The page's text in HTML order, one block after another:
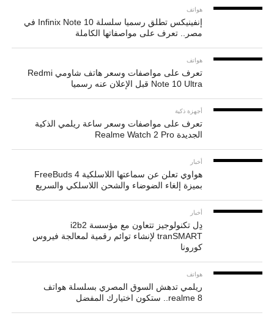
هواتف
إنفينيكس تطلق رسميا سلسلة Infinix Note 10 في
مصر.. تعرف على مواصفاتها الكاملة
هواتف
تعرف على مواصفات وسعر هاتف شاومي Redmi
Note 10 Ultra قبل الإعلان عنه رسميا
أجهزة ذكية
تعرف على مواصفات وسعر ساعة ريلمي الذكية
الجديدة Realme Watch 2 Pro
أخبار
هواوي تعلن عن سماعتها اللاسلكية FreeBuds 4
بميزة إلغاء الضوضاء والشحن اللاسلكي والسريع
أخبار
دِل تكنولوجيز تتعاون مع مؤسسة i2b2
tranSMART لإنشاء توائم رقمية لمعالجة فيروس
كورونا
هواتف
ريلمي تدهش السوق المصري بسلسلة هواتف
realme 8.. ستكون اختيارك المفضل